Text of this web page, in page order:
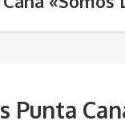
Punta